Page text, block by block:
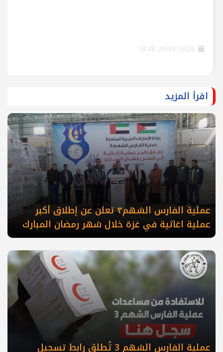
اقرأ المزيد
عملية الفارس الشهم٣ تعلن عن إطلاق أكبر
عملية اغاثية في غزة خلال شهر رمضان المبارك
عملية الفارس الشهم 3 تُطلق رابط تسجيل